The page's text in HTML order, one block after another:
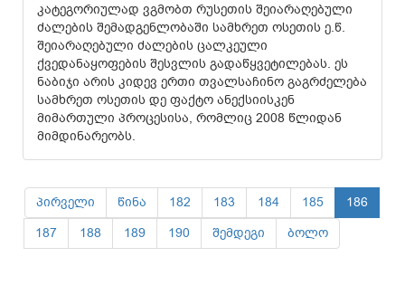
კატეგორიულად ვგმობთ რუსეთის შეიარაღებული
ძალების შემადგენლობაში სამხრეთ ოსეთის ე.წ.
შეიარაღებული ძალების ცალკეული
ქვედანაყოფების შესვლის გადაწყვეტილებას. ეს
ნაბიჯი არის კიდევ ერთი თვალსაჩინო გაგრძელება
სამხრეთ ოსეთის დე ფაქტო ანექსიისკენ
მიმართული პროცესისა, რომლიც 2008 წლიდან
მიმდინარეობს.
პირველი წინა 182 183 184 185
186
187
188 189 190 შემდეგი ბოლო